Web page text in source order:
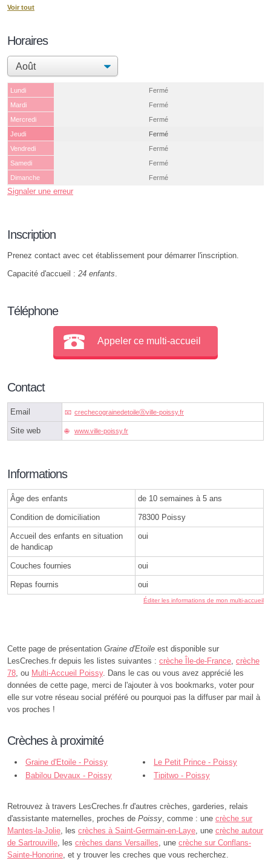
Voir tout
Horaires
Lundi
Fermé
Mardi
Fermé
Mercredi
Fermé
Jeudi
Fermé
Vendredi
Fermé
Samedi
Fermé
Dimanche
Fermé
Signaler une erreur
Inscription
Prenez contact avec cet établissement pour démarrer l'inscription.
Capacité d'accueil : 24 enfants
Téléphone
Appeler ce multi-accueil
Contact
Email crechecograinedetoileⓐville-poissy.fr
Site web www.ville-poissy.fr
Informations
Âge des enfants de 10 semaines à 5 ans
Condition de domiciliation 78300 Poissy
Accueil des enfants en situation
de handicap
oui
Couches fournies oui
Repas fournis oui
Éditer les informations de mon multi-accueil
Cette page de présentation Graine d'Etoile est disponible sur
LesCreches.fr depuis les listes suivantes : crèche Île-de-France crèche
78 , ou Multi-Accueil Poissy. Dans le cas ou vous avez apprécié les
données de cette page, merci de l'ajouter à vos bookmarks, voter pour
elle sur votre réseau social préféré ou pourquoi pas la diffuser par mail à
vos proches !
Crèches à proximité
Graine d'Etoile - Poissy
Le Petit Prince - Poissy
Babilou Devaux - Poissy
Tipitwo - Poissy
Retrouvez à travers LesCreches.fr d'autres crèches, garderies, relais
d'assistante maternelles, proches de Poissy , comme : une crèche sur
Mantes-la-Jolie , les crèches à Saint-Germain-en-Laye , une crèche autour
de Sartrouville , les crèches dans Versailles , une crèche sur Conflans-
Sainte-Honorine , et y trouver les creches que vous recherchez.